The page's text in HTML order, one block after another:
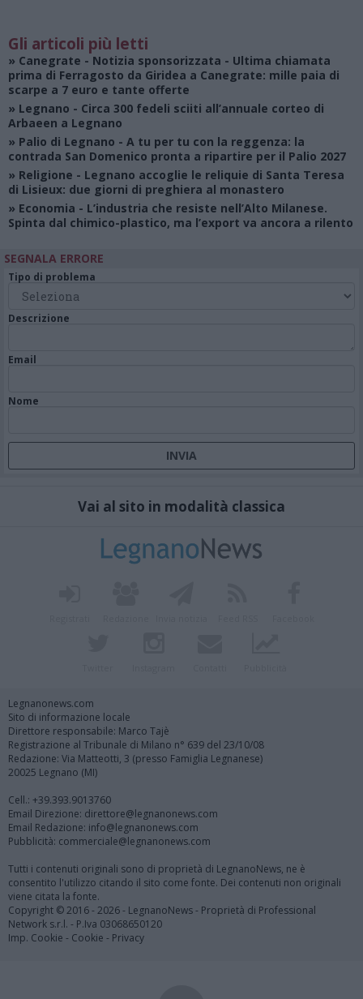
Gli articoli più letti
» Canegrate - Notizia sponsorizzata - Ultima chiamata
prima di Ferragosto da Giridea a Canegrate: mille paia di
scarpe a 7 euro e tante offerte
» Legnano - Circa 300 fedeli sciiti all’annuale corteo di
Arbaeen a Legnano
» Palio di Legnano - A tu per tu con la reggenza: la
contrada San Domenico pronta a ripartire per il Palio 2027
» Religione - Legnano accoglie le reliquie di Santa Teresa
di Lisieux: due giorni di preghiera al monastero
» Economia - L’industria che resiste nell’Alto Milanese.
Spinta dal chimico-plastico, ma l’export va ancora a rilento
SEGNALA ERRORE
Tipo di problema
Descrizione
Email
Nome
Vai al sito in modalità classica
Legnanonews.com
Sito di informazione locale
Direttore responsabile: Marco Tajè
Registrazione al Tribunale di Milano n° 639 del 23/10/08
Redazione: Via Matteotti, 3 (presso Famiglia Legnanese)
20025 Legnano (MI)
Cell.: +39.393.9013760
Email Direzione: direttore@legnanonews.com
Email Redazione: info@legnanonews.com
Pubblicità: commerciale@legnanonews.com
Tutti i contenuti originali sono di proprietà di LegnanoNews, ne è
consentito l'utilizzo citando il sito come fonte. Dei contenuti non originali
viene citata la fonte.
Copyright © 2016 - 2026 - LegnanoNews - Proprietà di Professional
Network s.r.l. - P.Iva 03068650120
Imp. Cookie - Cookie - Privacy